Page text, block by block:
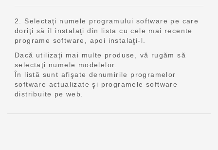
2. Selectaţi numele programului software pe care
doriţi să îl instalaţi din lista cu cele mai recente
programe software, apoi instalaţi-l.
Dacă utilizaţi mai multe produse, vă rugăm să
selectaţi numele modelelor.
În listă sunt afişate denumirile programelor
software actualizate şi programele software
distribuite pe web.